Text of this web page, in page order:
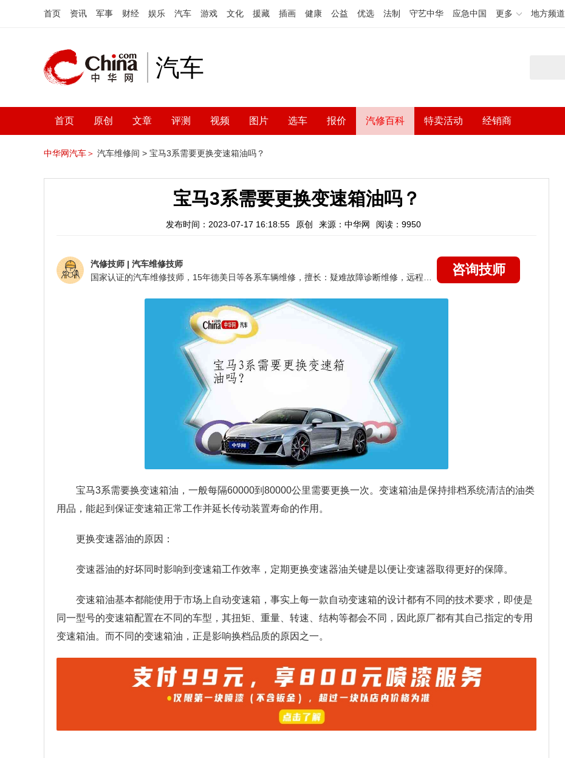
首页 资讯 军事 财经 娱乐 汽车 游戏 文化 援藏 插画 健康 公益 优选 法制 守艺中华 应急中国 更多 地方频道
汽车
首页 原创 文章 评测 视频 图片 选车 报价 汽修百科 特卖活动 经销商
中华网汽车＞ 汽车维修间 > 宝马3系需要更换变速箱油吗？
宝马3系需要更换变速箱油吗？
发布时间：2023-07-17 16:18:55 原创 来源：中华网 阅读：9950
汽修技师 | 汽车维修技师
咨询技师
宝马3系需要换变速箱油，一般每隔60000到80000公里需要更换一次。变速箱油是保持排档系统清洁的油类
用品，能起到保证变速箱正常工作并延长传动装置寿命的作用。
更换变速器油的原因：
变速器油的好坏同时影响到变速箱工作效率，定期更换变速器油关键是以便让变速器取得更好的保障。
变速箱油基本都能使用于市场上自动变速箱，事实上每一款自动变速箱的设计都有不同的技术要求，即使是
同一型号的变速箱配置在不同的车型，其扭矩、重量、转速、结构等都会不同，因此原厂都有其自己指定的专用
变速箱油。而不同的变速箱油，正是影响换档品质的原因之一。